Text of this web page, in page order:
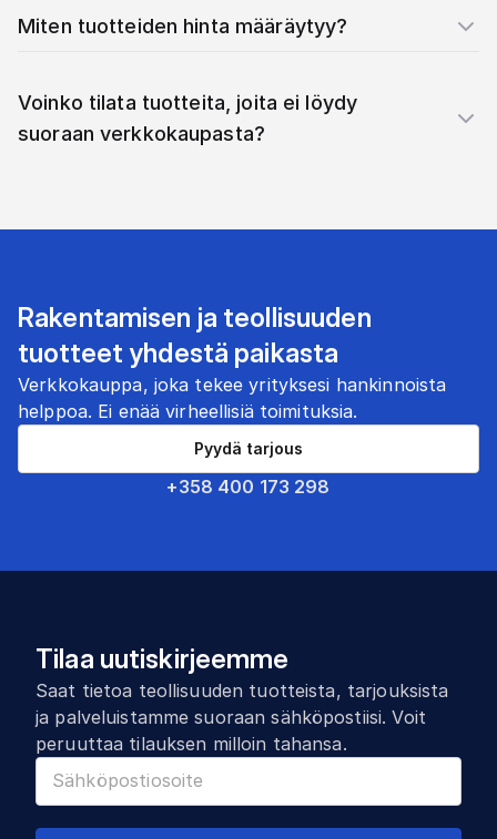
Miten tuotteiden hinta määräytyy?
Voinko tilata tuotteita, joita ei löydy
suoraan verkkokaupasta?
Rakentamisen ja teollisuuden
tuotteet yhdestä paikasta
Verkkokauppa, joka tekee yrityksesi hankinnoista
helppoa. Ei enää virheellisiä toimituksia.
+358 400 173 298
Pyydä tarjous
Tilaa uutiskirjeemme
Saat tietoa teollisuuden tuotteista, tarjouksista
ja palveluistamme suoraan sähköpostiisi. Voit
peruuttaa tilauksen milloin tahansa.